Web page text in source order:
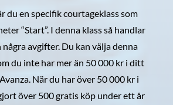
du en specifik courtageklass som
“Start”. I denna klass så handlar
avgifter. Du kan välja denna
du inte har mer än 50 000 kr i ditt
När du har över 50 000 kr i
över 500 gratis köp under ett år